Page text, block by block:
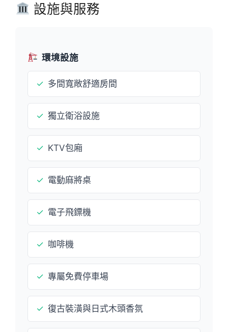
設施與服務
環境設施
✓ 多間寬敞舒適房間
✓ 獨立衛浴設施
✓ KTV包廂
✓ 電動麻將桌
✓ 電子飛鏢機
✓ 咖啡機
✓ 專屬免費停車場
✓ 復古裝潢與日式木頭香氛